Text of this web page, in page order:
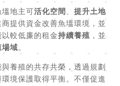
地主可活化空間、 提升土地
商提供資金改善魚塭環境，並
較低廉的租金持續養殖 ，並
域。
養殖的共存共榮，透過規劃
境保護取得平衡。不僅促進